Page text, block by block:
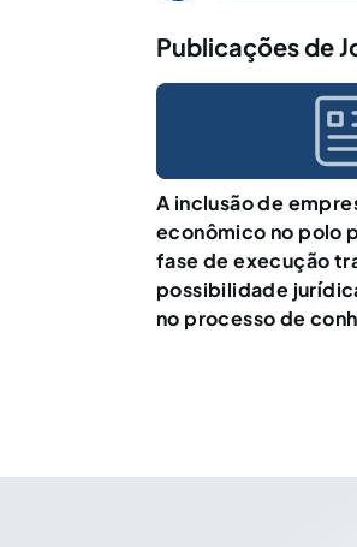
Publicações de
A inclusão de
econômico no polo
fase de execução
possibilidade
no processo de